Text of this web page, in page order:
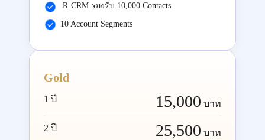
R-CRM รองรับ 10,000 Contacts
10 Account Segments
Gold
1 ปี 15,000 บาท
2 ปี 25,500 บาท